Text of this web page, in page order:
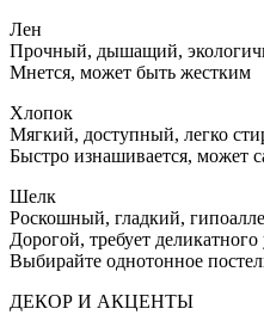
Лен
Прочный, дышащий,
Мнется, может быть жестким
Хлопок
Мягкий, доступный, легко
Быстро изнашивается, может
Шелк
Роскошный, гладкий,
Дорогой, требует деликатного
Выбирайте однотонное
ДЕКОР И АКЦЕНТЫ